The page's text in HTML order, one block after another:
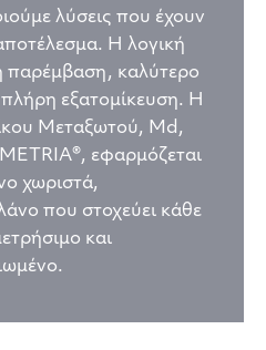
λύσεις που έχουν
Η λογική
παρέμβαση, καλύτερο
εξατομίκευση. Η
Μεταξωτού, Md,
εφαρμόζεται
χωριστά,
που στοχεύει κάθε
και